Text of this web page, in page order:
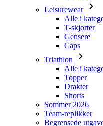
Leisurewear
Alle i
T-skjorter
Gensere
Caps
Triathlon
Alle i
Topper
Drakter
Shorts
Sommer 2026
Team-replikker
Begrensede